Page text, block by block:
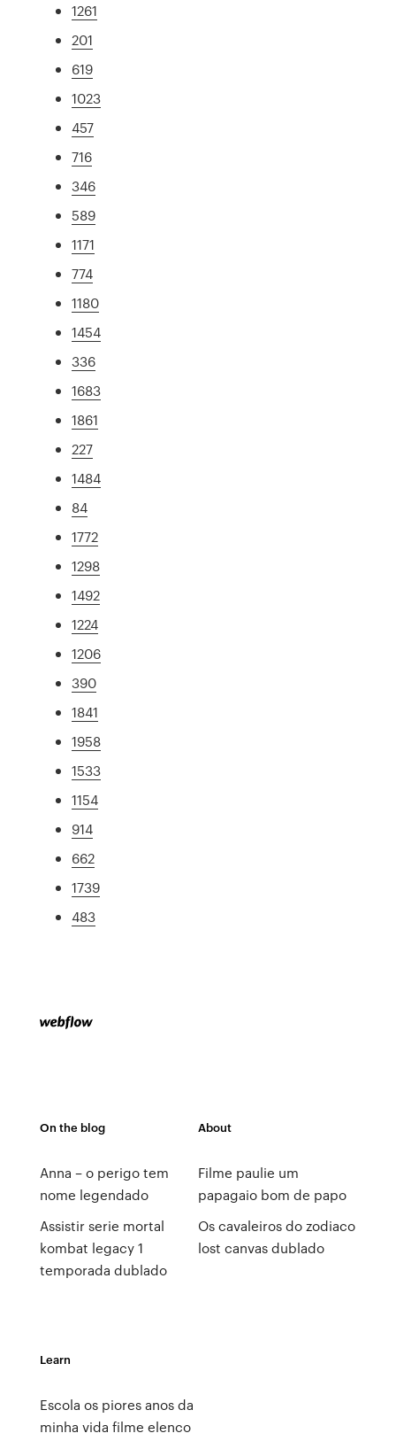
1261
201
619
1023
457
716
346
589
1171
774
1180
1454
336
1683
1861
227
1484
84
1772
1298
1492
1224
1206
390
1841
1958
1533
1154
914
662
1739
483
On the blog
Anna – o perigo tem
nome legendado
Assistir serie mortal
kombat legacy 1
temporada dublado
About
Filme paulie um
papagaio bom de papo
Os cavaleiros do zodiaco
lost canvas dublado
Learn
Escola os piores anos da
minha vida filme elenco